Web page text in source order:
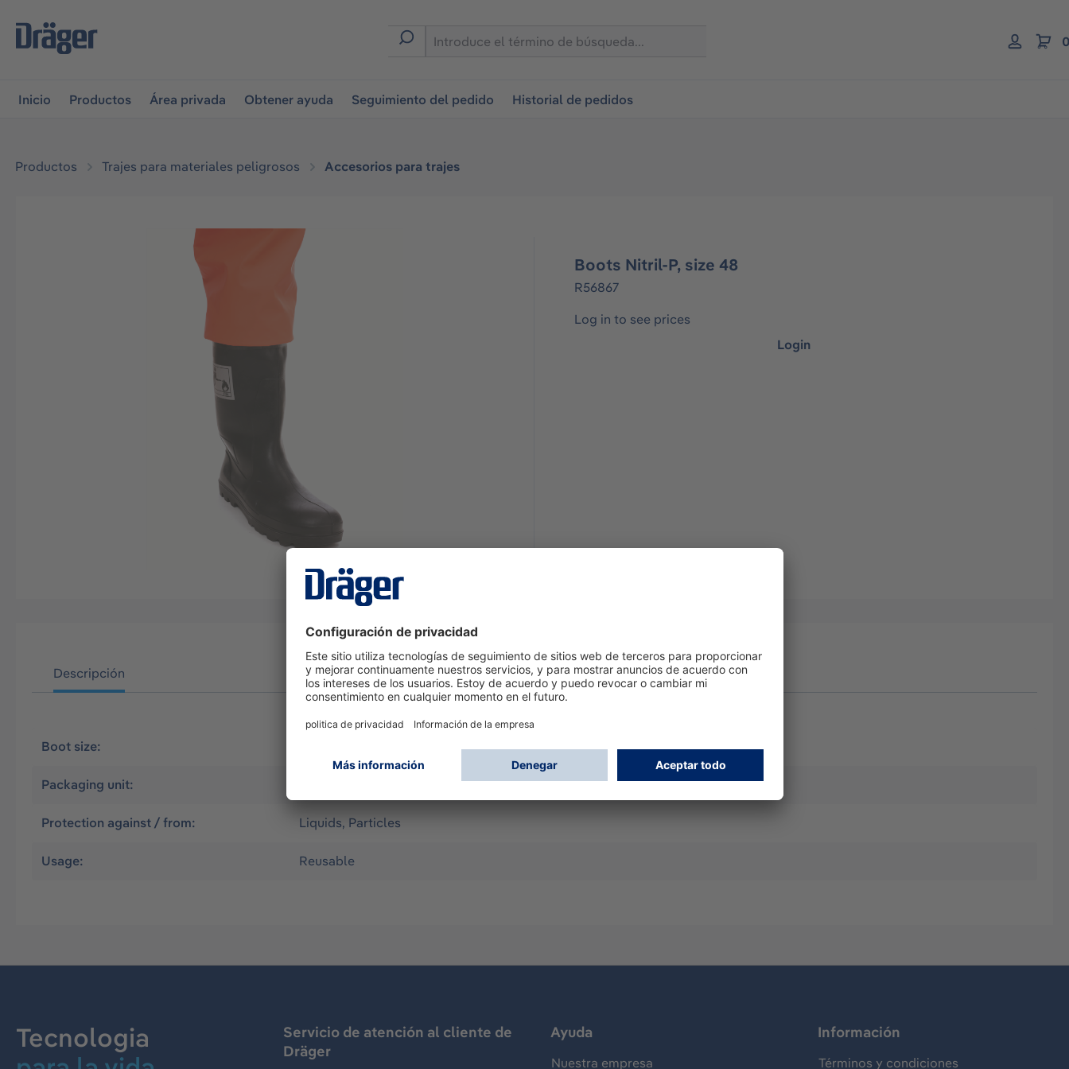
la navegación principal
Inicio Productos Área privada Obtener ayuda Seguimiento del pedido Historial de pedidos
Productos Trajes para materiales peligrosos Accesorios para trajes
Boots Nitril-P, size 48
R56867
Log in to see prices
Login
Descripción
Boot size:
Packaging unit:
Protection against / from: Liquids, Particles
Usage: Reusable
Tecnologia
Servicio de atención al cliente de
Dräger
Ayuda
Nuestra empresa
Información
Términos y condiciones